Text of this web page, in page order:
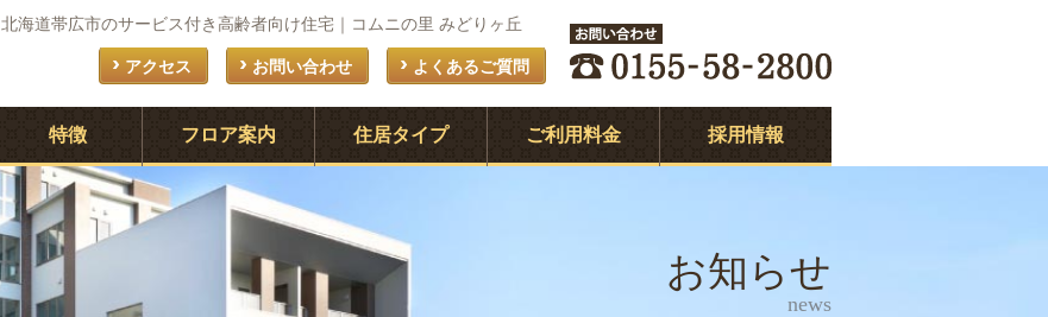
北海道帯広市のサービス付き高齢者向け住宅｜コムニの里 みどりヶ丘
よくあるご質問
お問い合わせ
アクセス
特徴 フロア案内 住居タイプ ご利用料金 採用情報
お知らせ
news